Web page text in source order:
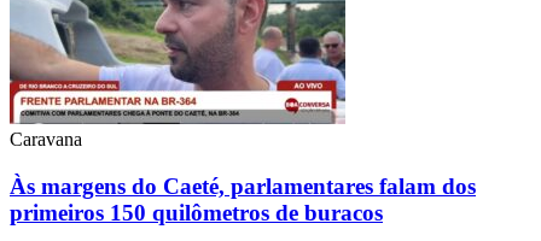
Caravana
Às margens do Caeté, parlamentares falam dos
primeiros 150 quilômetros de buracos